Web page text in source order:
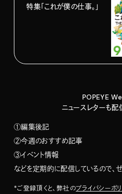
特集「これが僕の仕事。」
POPEYE
ニュースレターも配
①編集後記
②今週のおすすめ記事
③イベント情報
などを定期的に配信しているので、
*ご登録頂くと、弊社のプライバシーポ